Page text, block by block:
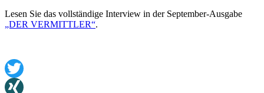
Lesen Sie das vollständige Interview in der September-Ausgabe
„DER VERMITTLER“.
Twitter